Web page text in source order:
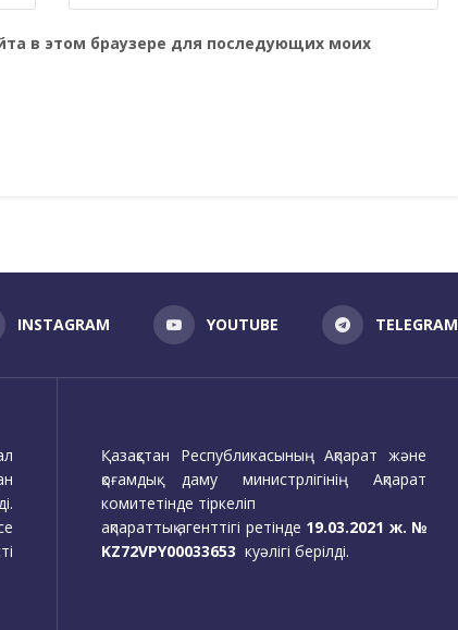
в этом браузере для последующих моих
INSTAGRAM YOUTUBE TELEGRAM
Қазақстан Республикасының Ақпарат және
қоғамдық даму министрлігінің Ақпарат
комитетінде тіркеліп
ақпараттық агенттігі ретінде 19.03.2021 ж. №
KZ72VPY00033653 куәлігі берілді.